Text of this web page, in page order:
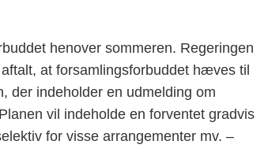
henover sommeren. Regeringen
at forsamlingsforbuddet hæves til
der indeholder en udmelding om
vil indeholde en forventet gradvis
for visse arrangementer mv. –